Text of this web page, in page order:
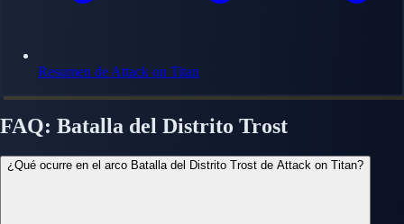
Resumen de Attack on Titan
FAQ: Batalla del Distrito Trost
¿Qué ocurre en el arco Batalla del Distrito Trost de Attack on Titan?